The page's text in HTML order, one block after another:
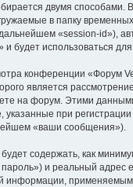
двумя способами.
в папку
«session-id»),
и будет использоваться
конференции «Форум
является
на форум. Этими
при
«ваши сообщения»).
содержать, как
и реальный
информации,